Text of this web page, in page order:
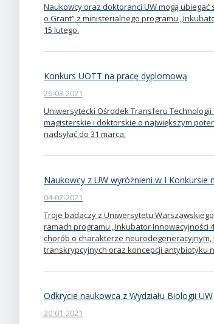
Naukowcy oraz doktoranci UW mogą
o Grant” z ministerialnego programu
15 lutego.
Konkurs UOTT na pracę dyplomową
26-03-2021
Uniwersytecki Ośrodek Transferu
magisterskie i doktorskie o największym
nadsyłać do 31 marca.
Naukowcy z UW wyróżnieni w I Konkursie
04-02-2021
Troje badaczy z Uniwersytetu
ramach programu „Inkubator Innowacyjności
chorób o charakterze
transkrypcyjnych oraz koncepcji antybiotyku
Odkrycie naukowca z Wydziału Biologii UW
20-01-2021